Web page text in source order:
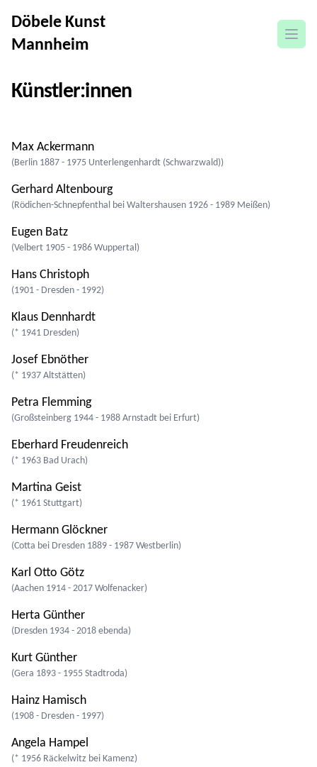
Döbele Kunst
Mannheim
Künstler:innen
Max Ackermann
(Berlin 1887 - 1975 Unterlengenhardt (Schwarzwald))
Gerhard Altenbourg
(Rödichen-Schnepfenthal bei Waltershausen 1926 - 1989 Meißen)
Eugen Batz
(Velbert 1905 - 1986 Wuppertal)
Hans Christoph
(1901 - Dresden - 1992)
Klaus Dennhardt
(* 1941 Dresden)
Josef Ebnöther
(* 1937 Altstätten)
Petra Flemming
(Großsteinberg 1944 - 1988 Arnstadt bei Erfurt)
Eberhard Freudenreich
(* 1963 Bad Urach)
Martina Geist
(* 1961 Stuttgart)
Hermann Glöckner
(Cotta bei Dresden 1889 - 1987 Westberlin)
Karl Otto Götz
(Aachen 1914 - 2017 Wolfenacker)
Herta Günther
(Dresden 1934 - 2018 ebenda)
Kurt Günther
(Gera 1893 - 1955 Stadtroda)
Hainz Hamisch
(1908 - Dresden - 1997)
Angela Hampel
(* 1956 Räckelwitz bei Kamenz)